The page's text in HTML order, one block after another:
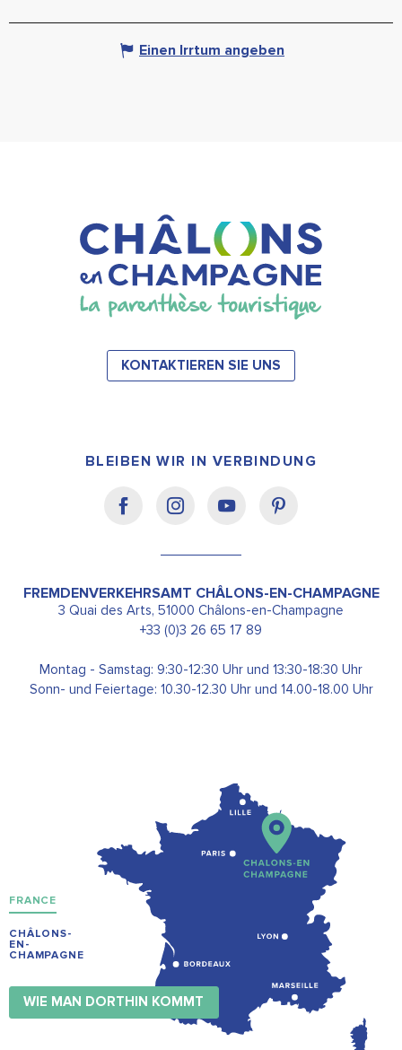
Einen Irrtum angeben
KONTAKTIEREN SIE UNS
BLEIBEN WIR IN VERBINDUNG
FREMDENVERKEHRSAMT CHÂLONS-EN-CHAMPAGNE
3 Quai des Arts, 51000 Châlons-en-Champagne
+33 (0)3 26 65 17 89
Montag - Samstag: 9:30-12:30 Uhr und 13:30-18:30 Uhr
Sonn- und Feiertage: 10.30-12.30 Uhr und 14.00-18.00 Uhr
FRANCE
CHÂLONS-
EN-
CHAMPAGNE
WIE MAN DORTHIN KOMMT